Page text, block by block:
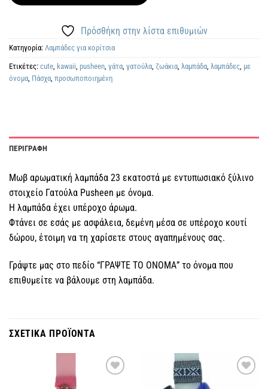
Πρόσθήκη στην λίστα επιθυμιών
Κατηγορία: Λαμπάδες για κορίτσια
Ετικέτες: cute kawaii pusheen γάτα γατούλα ζωάκια λαμπάδα λαμπάδες με
όνομα Πάσχα προσωποποιημένη
ΠΕΡΙΓΡΑΦΗ
Μωβ αρωματική λαμπάδα 23 εκατοστά με εντυπωσιακό ξύλινο
στοιχείο Γατούλα Pusheen με όνομα.
Η λαμπάδα έχει υπέροχο άρωμα.
Φτάνει σε εσάς με ασφάλεια, δεμένη μέσα σε υπέροχο κουτί
δώρου, έτοιμη να τη χαρίσετε στους αγαπημένους σας.
Γράψτε μας στο πεδίο “ΓΡΑΨΤΕ ΤΟ ΟΝΟΜΑ” το όνομα που
επιθυμείτε να βάλουμε στη λαμπάδα.
ΣΧΕΤΙΚΑ ΠΡΟΪΟΝΤΑ